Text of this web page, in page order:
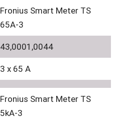
Fronius Smart Meter TS
65A-3
43,0001,0044
3 x 65 A
Fronius Smart Meter TS
5kA-3